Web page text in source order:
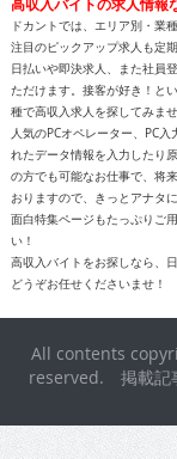
高収入バイトの求人情報
ドカントでは、エリア別・業
注目のピックアップ求人も定
日払いや即決求人、また社員
ただけます。接客が好き！と
種で高収入求人を探してみま
人気のPCオペレーター、PC
れたデータ情報を入力したり
の方でも可能なお仕事で、将
おりますので、きっとアナタ
面白特集ページもたっぷりご
い！
高収入バイトをお探しなら、
どうぞお任せくださいませ！
All contents
reserved. 掲載記